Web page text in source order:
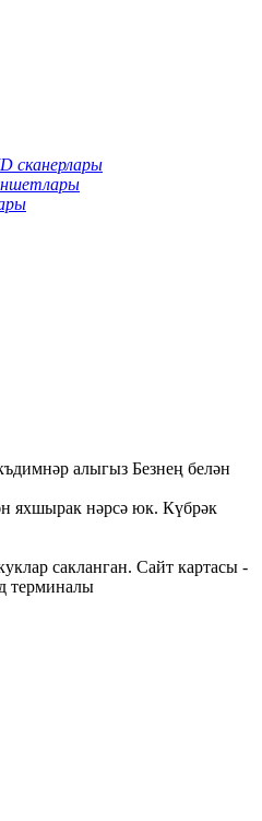
сканерлары
алыгыз Безнең белән
яхшырак нәрсә юк. Күбрәк
сакланган. Сайт картасы -
терминалы